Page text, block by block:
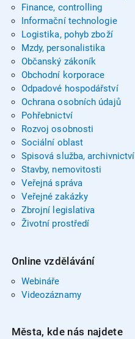
Finance, controlling
Informační technologie
Logistika, pohyb zboží
Mzdy, personalistika
Občanský zákoník
Obchodní korporace
Odpadové hospodářství
Ochrana osobních údajů
Pohřebnictví
Rozvoj osobnosti
Sociální oblast
Spisová služba, archivnictví
Stavby, nemovitosti
Veřejná správa
Veřejné zakázky
Zbrojní legislativa
Životní prostředí
Online vzdělávání
Webináře
Videozáznamy
Města, kde nás najdete